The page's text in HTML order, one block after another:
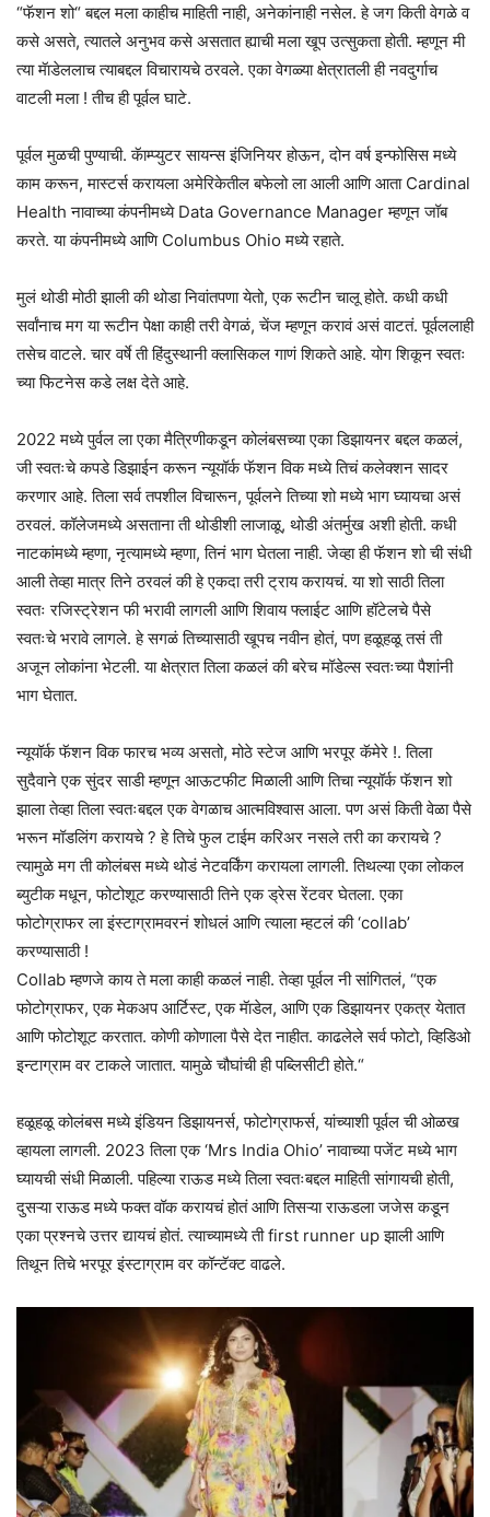
“फॅशन शो“ बद्दल मला काहीच माहिती नाही, अनेकांनाही नसेल. हे जग किती वेगळे व
कसे असते, त्यातले अनुभव कसे असतात ह्याची मला खूप उत्सुकता होती. म्हणून मी
त्या मॅाडेललाच त्याबद्दल विचारायचे ठरवले. एका वेगळ्या क्षेत्रातली ही नवदुर्गाच
वाटली मला ! तीच ही पूर्वल घाटे.
पूर्वल मुळची पुण्याची. कॅाम्प्युटर सायन्स इंजिनियर होऊन, दोन वर्ष इन्फोसिस मध्ये
काम करून, मास्टर्स करायला अमेरिकेतील बफेलो ला आली आणि आता Cardinal
Health नावाच्या कंपनीमध्ये Data Governance Manager म्हणून जॉब
करते. या कंपनीमध्ये आणि Columbus Ohio मध्ये रहाते.
मुलं थोडी मोठी झाली की थोडा निवांतपणा येतो, एक रूटीन चालू होते. कधी कधी
सर्वांनाच मग या रूटीन पेक्षा काही तरी वेगळं, चेंज म्हणून करावं असं वाटतं. पूर्वललाही
तसेच वाटले. चार वर्षे ती हिंदुस्थानी क्लासिकल गाणं शिकते आहे. योग शिकून स्वतः
च्या फिटनेस कडे लक्ष देते आहे.
2022 मध्ये पुर्वल ला एका मैत्रिणीकडून कोलंबसच्या एका डिझायनर बद्दल कळलं,
जी स्वतःचे कपडे डिझाईन करून न्यूयॉर्क फॅशन विक मध्ये तिचं कलेक्शन सादर
करणार आहे. तिला सर्व तपशील विचारून, पूर्वलने तिच्या शो मध्ये भाग घ्यायचा असं
ठरवलं. कॉलेजमध्ये असताना ती थोडीशी लाजाळू, थोडी अंतर्मुख अशी होती. कधी
नाटकांमध्ये म्हणा, नृत्यामध्ये म्हणा, तिनं भाग घेतला नाही. जेव्हा ही फॅशन शो ची संधी
आली तेव्हा मात्र तिने ठरवलं की हे एकदा तरी ट्राय करायचं. या शो साठी तिला
स्वतः रजिस्ट्रेशन फी भरावी लागली आणि शिवाय फ्लाईट आणि हॉटेलचे पैसे
स्वतःचे भरावे लागले. हे सगळं तिच्यासाठी खूपच नवीन होतं, पण हळूहळू तसं ती
अजून लोकांना भेटली. या क्षेत्रात तिला कळलं की बरेच मॉडेल्स स्वतःच्या पैशांनी
भाग घेतात.
न्यूयॉर्क फॅशन विक फारच भव्य असतो, मोठे स्टेज आणि भरपूर कॅमेरे !. तिला
सुदैवाने एक सुंदर साडी म्हणून आऊटफीट मिळाली आणि तिचा न्यूयॉर्क फॅशन शो
झाला तेव्हा तिला स्वतःबद्दल एक वेगळाच आत्मविश्वास आला. पण असं किती वेळा पैसे
भरून मॉडलिंग करायचे ? हे तिचे फुल टाईम करिअर नसले तरी का करायचे ?
त्यामुळे मग ती कोलंबस मध्ये थोडं नेटवर्किंग करायला लागली. तिथल्या एका लोकल
ब्युटीक मधून, फोटोशूट करण्यासाठी तिने एक ड्रेस रेंटवर घेतला. एका
फोटोग्राफर ला इंस्टाग्रामवरनं शोधलं आणि त्याला म्हटलं की ‘collab’
करण्यासाठी !
Collab म्हणजे काय ते मला काही कळलं नाही. तेव्हा पूर्वल नी सांगितलं, “एक
फोटोग्राफर, एक मेकअप आर्टिस्ट, एक मॅाडेल, आणि एक डिझायनर एकत्र येतात
आणि फोटोशूट करतात. कोणी कोणाला पैसे देत नाहीत. काढलेले सर्व फोटो, व्हिडिओ
इन्टाग्राम वर टाकले जातात. यामुळे चौघांची ही पब्लिसीटी होते.“
हळूहळू कोलंबस मध्ये इंडियन डिझायनर्स, फोटोग्राफर्स, यांच्याशी पूर्वल ची ओळख
व्हायला लागली. 2023 तिला एक ‘Mrs India Ohio’ नावाच्या पजेंट मध्ये भाग
घ्यायची संधी मिळाली. पहिल्या राऊड मध्ये तिला स्वतःबद्दल माहिती सांगायची होती,
दुसऱ्या राऊड मध्ये फक्त वॉक करायचं होतं आणि तिसऱ्या राऊडला जजेस कडून
एका प्रश्नचे उत्तर द्यायचं होतं. त्याच्यामध्ये ती first runner up झाली आणि
तिथून तिचे भरपूर इंस्टाग्राम वर कॉन्टॅक्ट वाढले.